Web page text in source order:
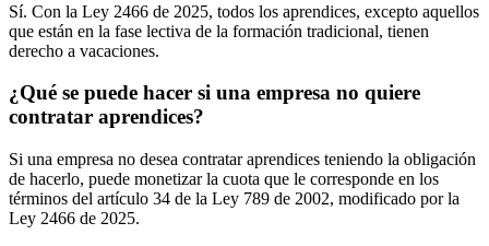
Sí. Con la Ley 2466 de 2025, todos los aprendices, excepto aquellos
que están en la fase lectiva de la formación tradicional, tienen
derecho a vacaciones.
¿Qué se puede hacer si una empresa no quiere
contratar aprendices?
Si una empresa no desea contratar aprendices teniendo la obligación
de hacerlo, puede monetizar la cuota que le corresponde en los
términos del artículo 34 de la Ley 789 de 2002, modificado por la
Ley 2466 de 2025.